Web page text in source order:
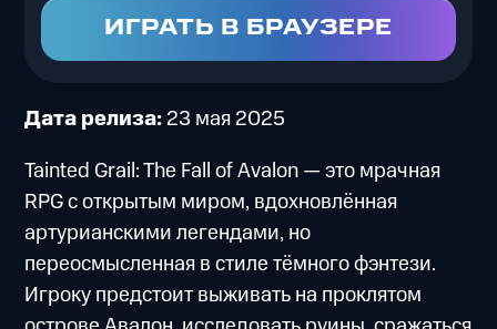
ИГРАТЬ В БРАУЗЕРЕ
Дата релиза:23 мая 2025
Tainted Grail: The Fall of Avalon — это мрачная
RPG с открытым миром, вдохновлённая
артурианскими легендами, но
переосмысленная в стиле тёмного фэнтези.
Игроку предстоит выживать на проклятом